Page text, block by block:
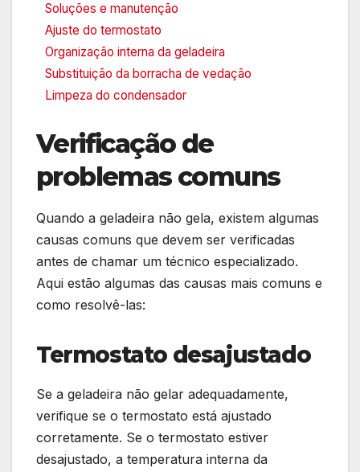
Soluções e manutenção
Ajuste do termostato
Organização interna da geladeira
Substituição da borracha de vedação
Limpeza do condensador
Verificação de
problemas comuns
Quando a geladeira não gela, existem algumas
causas comuns que devem ser verificadas
antes de chamar um técnico especializado.
Aqui estão algumas das causas mais comuns e
como resolvê-las:
Termostato desajustado
Se a geladeira não gelar adequadamente,
verifique se o termostato está ajustado
corretamente. Se o termostato estiver
desajustado, a temperatura interna da